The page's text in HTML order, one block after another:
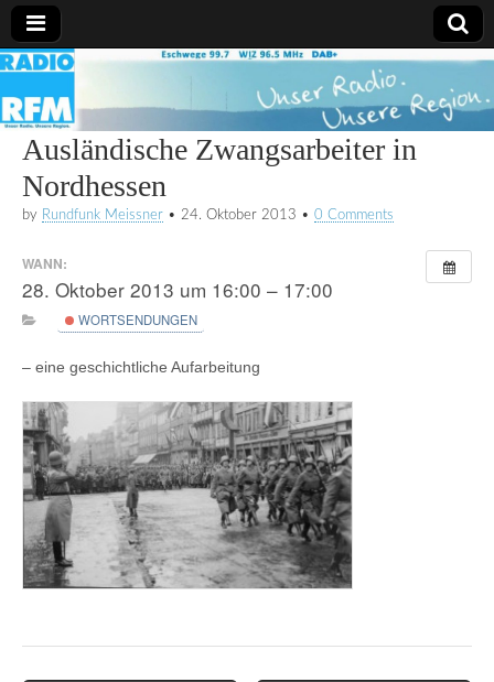
Radio
RFM
Ausländische Zwangsarbeiter in
Nordhessen
by Rundfunk Meissner • 24. Oktober 2013 • 0 Comments
WANN:
28. Oktober 2013 um 16:00 – 17:00
WORTSENDUNGEN
– eine geschichtliche Aufarbeitung